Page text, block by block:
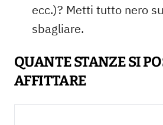
ecc.)? Metti tutto nero
sbagliare.
QUANTE STANZE SI
AFFITTARE